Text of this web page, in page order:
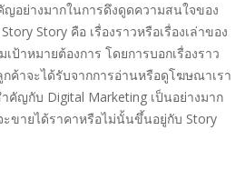
อย่างมากในการดึงดูดความสนใจของ
Story คือ เรื่องราวหรือเรื่องเล่าของ
ป้าหมายต้องการ โดยการบอกเรื่องราว
ค้าจะได้รับจากการอ่านหรือดูโฆษณาเรา
คัญกับ Digital Marketing เป็นอย่างมาก
ขายได้ราคาหรือไม่นั้นขึ้นอยู่กับ Story